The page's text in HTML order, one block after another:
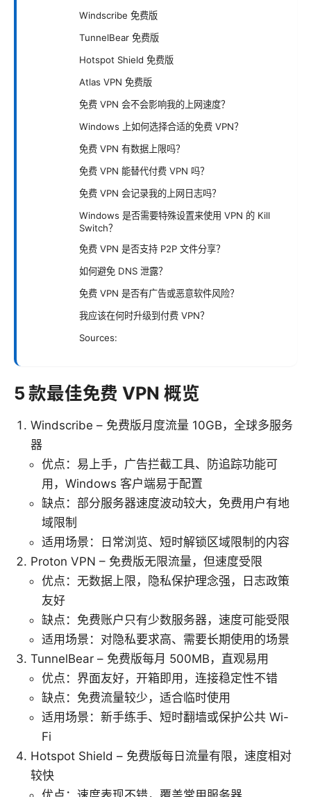
Windscribe 免费版
TunnelBear 免费版
Hotspot Shield 免费版
Atlas VPN 免费版
免费 VPN 会不会影响我的上网速度？
Windows 上如何选择合适的免费 VPN？
免费 VPN 有数据上限吗？
免费 VPN 能替代付费 VPN 吗？
免费 VPN 会记录我的上网日志吗？
Windows 是否需要特殊设置来使用 VPN 的 Kill
Switch？
免费 VPN 是否支持 P2P 文件分享？
如何避免 DNS 泄露？
免费 VPN 是否有广告或恶意软件风险？
我应该在何时升级到付费 VPN？
Sources:
5 款最佳免费 VPN 概览
Windscribe – 免费版月度流量 10GB，全球多服务
器
优点：易上手，广告拦截工具、防追踪功能可
用，Windows 客户端易于配置
缺点：部分服务器速度波动较大，免费用户有地
域限制
适用场景：日常浏览、短时解锁区域限制的内容
Proton VPN – 免费版无限流量，但速度受限
优点：无数据上限，隐私保护理念强，日志政策
友好
缺点：免费账户只有少数服务器，速度可能受限
适用场景：对隐私要求高、需要长期使用的场景
TunnelBear – 免费版每月 500MB，直观易用
优点：界面友好，开箱即用，连接稳定性不错
缺点：免费流量较少，适合临时使用
适用场景：新手练手、短时翻墙或保护公共 Wi-
Fi
Hotspot Shield – 免费版每日流量有限，速度相对
较快